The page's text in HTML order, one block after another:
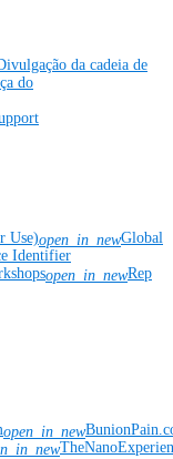
da cadeia de
do
Use)open_in_newGlobal
Identifier
open_in_newRep
open_in_new